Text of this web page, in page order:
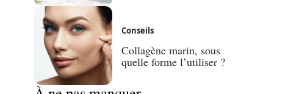
Conseils
Collagène marin, sous
quelle forme l’utiliser ?